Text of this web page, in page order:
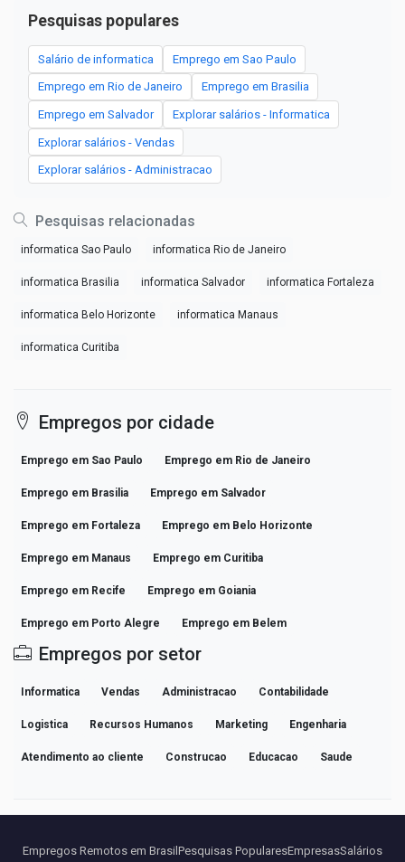
Pesquisas populares
Salário de informatica Emprego em Sao Paulo
Emprego em Rio de Janeiro Emprego em Brasilia
Emprego em Salvador Explorar salários - Informatica
Explorar salários - Vendas
Explorar salários - Administracao
Pesquisas relacionadas
informatica Sao Paulo informatica Rio de Janeiro
informatica Brasilia informatica Salvador informatica Fortaleza
informatica Belo Horizonte informatica Manaus
informatica Curitiba
Empregos por cidade
Emprego em Sao Paulo Emprego em Rio de Janeiro
Emprego em Brasilia Emprego em Salvador
Emprego em Fortaleza Emprego em Belo Horizonte
Emprego em Manaus Emprego em Curitiba
Emprego em Recife Emprego em Goiania
Emprego em Porto Alegre Emprego em Belem
Empregos por setor
Informatica Vendas Administracao Contabilidade
Logistica Recursos Humanos Marketing Engenharia
Atendimento ao cliente Construcao Educacao Saude
Empregos Remotos em Brasil Pesquisas PopularesEmpresasSalários